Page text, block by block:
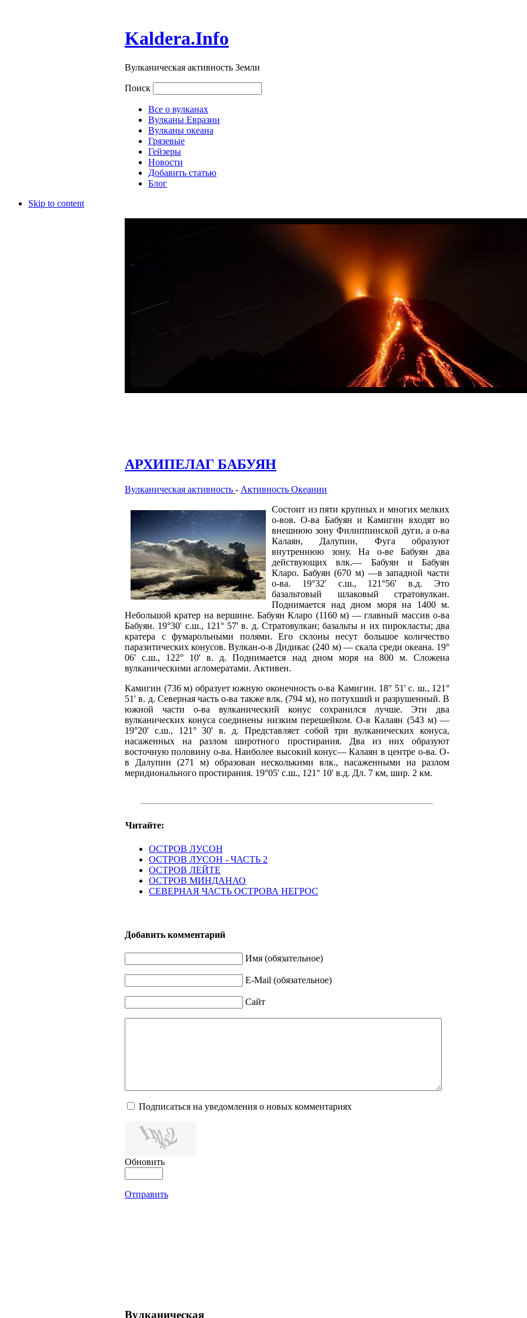
Kaldera.Info
Вулканическая активность Земли
Поиск
Все о вулканах
Вулканы Евразии
Вулканы океана
Грязевые
Гейзеры
Новости
Добавить статью
Блог
Skip to content
АРХИПЕЛАГ БАБУЯН
Вулканическая активность - Активность Океании
Состоит из пяти крупных и многих мелких
о-вов. О-ва Бабуян и Камигин входят во
внешнюю зону Филиппинской дуги, а о-ва
Калаян, Далупин, Фуга образуют
внутреннюю зону. На о-ве Бабуян два
действующих влк.— Бабуян и Бабуян
Кларо. Бабуян (670 м) —в западной части
о-ва. 19°32' с.ш., 121°56' в.д. Это
базальтовый шлаковый стратовулкан.
Поднимается над дном моря на 1400 м.
Небольшой кратер на вершине. Бабуян Кларо (1160 м) — главный массив о-ва
Бабуян. 19°30' с.ш., 121° 57' в. д. Стратовулкан; базальты и их пирокласты; два
кратера с фумарольными полями. Его склоны несут большое количество
паразитических конусов. Вулкан-о-в Дидикас (240 м) — скала среди океана. 19°
06' с.ш., 122° 10' в. д. Поднимается над дном моря на 800 м. Сложена
вулканическими агломератами. Активен.
Камигин (736 м) образует южную оконечность о-ва Камигин. 18° 51' с. ш., 121°
51' в. д. Северная часть о-ва также влк. (794 м), но потухший и разрушенный. В
южной части о-ва вулканический конус сохранился лучше. Эти два
вулканических конуса соединены низким перешейком. О-в Калаян (543 м) —
19°20' с.ш., 121° 30' в. д. Представляет собой три вулканических конуса,
насаженных на разлом широтного простирания. Два из них образуют
восточную половину о-ва. Наиболее высокий конус— Калаян в центре о-ва. О-
в Далупин (271 м) образован несколькими влк., насаженными на разлом
меридионального простирания. 19°05' с.ш., 121° 10' в.д. Дл. 7 км, шир. 2 км.
Читайте:
ОСТРОВ ЛУСОН
ОСТРОВ ЛУСОН - ЧАСТЬ 2
ОСТРОВ ЛЕЙТЕ
ОСТРОВ МИНДАНАО
СЕВЕРНАЯ ЧАСТЬ ОСТРОВА НЕГРОС
Добавить комментарий
Имя (обязательное)
E-Mail (обязательное)
Сайт
Подписаться на уведомления о новых комментариях
Обновить
Отправить
Вулканическая